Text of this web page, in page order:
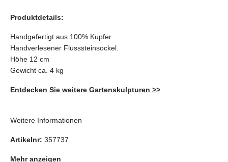
Produktdetails:
Handgefertigt aus 100% Kupfer
Handverlesener Flusssteinsockel.
Höhe 12 cm
Gewicht ca. 4 kg
Entdecken Sie weitere Gartenskulpturen >>
Weitere Informationen
Artikelnr: 357737
Mehr anzeigen